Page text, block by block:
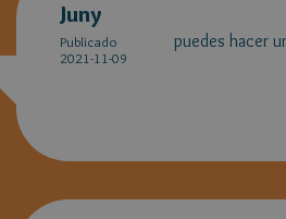
Juny
Publicado
2021-11-09
puedes hacer